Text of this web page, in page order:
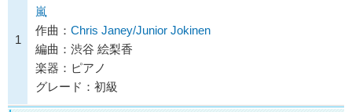
1
嵐
作曲： Chris Janey/Junior Jokinen
編曲：渋谷 絵梨香
楽器：ピアノ
グレード：初級